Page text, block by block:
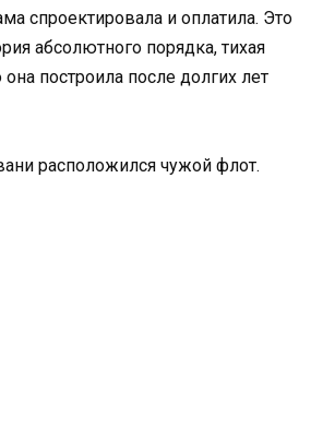
спроектировала и оплатила. Это
абсолютного порядка, тихая
построила после долгих лет
расположился чужой флот.